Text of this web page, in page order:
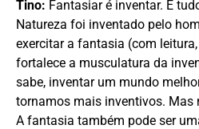
Tino: Fantasiar é inventar. E
Natureza foi inventado pelo
exercitar a fantasia (com
fortalece a musculatura da
sabe, inventar um mundo
tornamos mais inventivos. Mas
A fantasia também pode ser